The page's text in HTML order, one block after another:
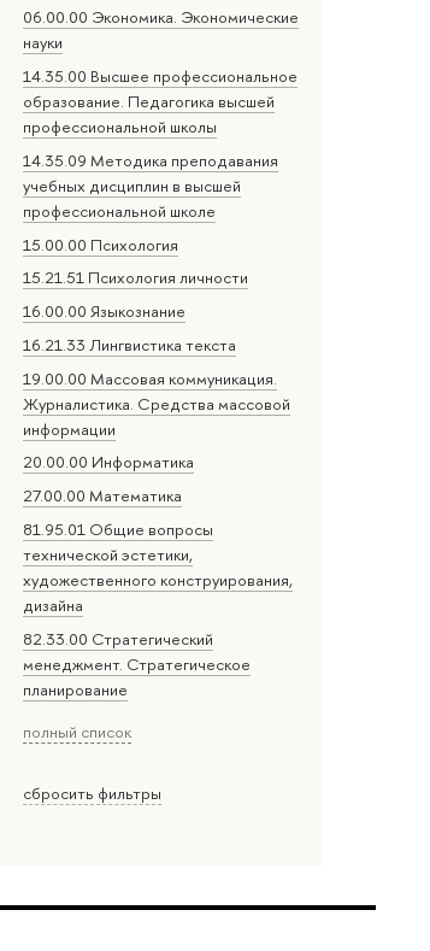
06.00.00 Экономика. Экономические
науки
14.35.00 Высшее профессиональное
образование. Педагогика высшей
профессиональной школы
14.35.09 Методика преподавания
учебных дисциплин в высшей
профессиональной школе
15.00.00 Психология
15.21.51 Психология личности
16.00.00 Языкознание
16.21.33 Лингвистика текста
19.00.00 Массовая коммуникация.
Журналистика. Средства массовой
информации
20.00.00 Информатика
27.00.00 Математика
81.95.01 Общие вопросы
технической эстетики,
художественного конструирования,
дизайна
82.33.00 Стратегический
менеджмент. Стратегическое
планирование
полный список
сбросить фильтры